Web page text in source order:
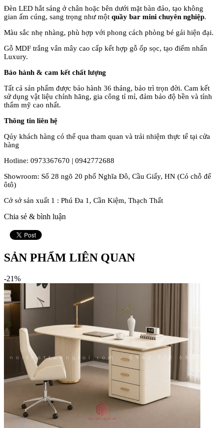
Đèn LED hắt sáng ở chân hoặc bên dưới mặt bàn đảo, tạo không
gian ấm cúng, sang trọng như một quầy bar mini chuyên nghiệp.
Màu sắc nhẹ nhàng, phù hợp với phong cách phòng bé gái hiện đại.
Gỗ MDF trắng vân mây cao cấp kết hợp gỗ ốp sọc, tạo điểm nhấn
Luxury.
Bảo hành & cam kết chất lượng
Tất cả sản phẩm được bảo hành 36 tháng, bảo trì trọn đời. Cam kết
sử dụng vật liệu chính hãng, gia công tỉ mỉ, đảm bảo độ bền và tính
thẩm mỹ cao nhất.
Thông tin liên hệ
Qúy khách hàng có thể qua tham quan và trải nhiệm thực tế tại cửa
hàng
Hotline: 0973367670 | 0942772688
Showroom: Số 28 ngõ 20 phố Nghĩa Đô, Cầu Giấy, HN (Có chỗ để
ôtô)
Cở sở sản xuất 1 : Phú Đa 1, Cần Kiệm, Thạch Thất
Chia sẻ & bình luận
SẢN PHẨM LIÊN QUAN
-21%